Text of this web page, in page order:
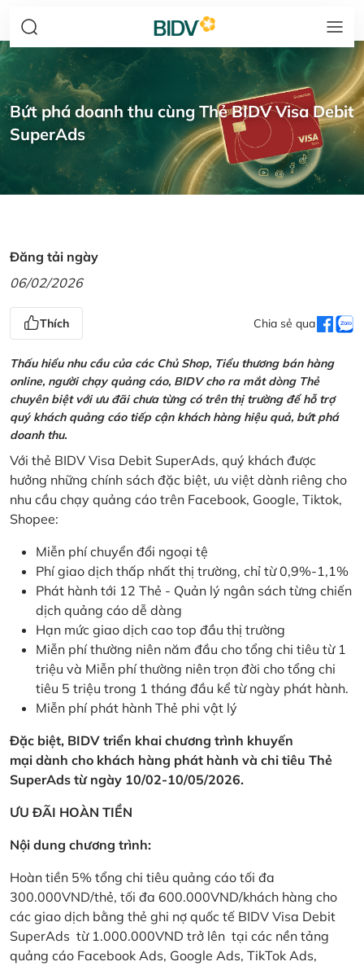
Bứt phá doanh thu cùng Thẻ BIDV Visa Debit
SuperAds
Đăng tải ngày
06/02/2026
Thích Chia sẻ qua
Thấu hiểu nhu cầu của các Chủ Shop, Tiểu thương bán hàng
online, người chạy quảng cáo, BIDV cho ra mắt dòng Thẻ
chuyên biệt với ưu đãi chưa từng có trên thị trường để hỗ trợ
quý khách quảng cáo tiếp cận khách hàng hiệu quả, bứt phá
doanh thu.
Với thẻ BIDV Visa Debit SuperAds, quý khách được
hưởng những chính sách đặc biệt, ưu việt dành riêng cho
nhu cầu chạy quảng cáo trên Facebook, Google, Tiktok,
Shopee:
Miễn phí chuyển đổi ngoại tệ
Phí giao dịch thấp nhất thị trường, chỉ từ 0,9%-1,1%
Phát hành tới 12 Thẻ - Quản lý ngân sách từng chiến
dịch quảng cáo dễ dàng
Hạn mức giao dịch cao top đầu thị trường
Miễn phí thường niên năm đầu cho tổng chi tiêu từ 1
triệu và Miễn phí thường niên trọn đời cho tổng chi
tiêu 5 triệu trong 1 tháng đầu kể từ ngày phát hành.
Miễn phí phát hành Thẻ phi vật lý
Đặc biệt, BIDV triển khai chương trình khuyến
mại dành cho khách hàng phát hành và chi tiêu Thẻ
SuperAds từ ngày 10/02-10/05/2026.
ƯU ĐÃI HOÀN TIỀN
Nội dung chương trình:
Hoàn tiền 5% tổng chi tiêu quảng cáo tối đa
300.000VND/thẻ, tối đa 600.000VND/khách hàng cho
các giao dịch bằng thẻ ghi nợ quốc tế BIDV Visa Debit
SuperAds từ 1.000.000VND trở lên tại các nền tảng
quảng cáo Facebook Ads, Google Ads, TikTok Ads,